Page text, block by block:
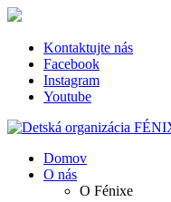
Skip
contentKontaktujte nás
Facebook
Instagram
Youtube
Domov
O nás
O Fénixe